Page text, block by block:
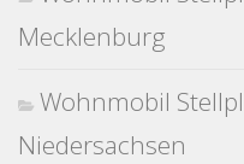
Mecklenburg
Wohnmobil
Niedersachsen